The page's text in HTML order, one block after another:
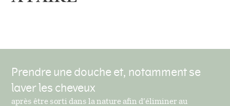
Prendre une douche et, notamment se
laver les cheveux
après être sorti dans la nature afin d’éliminer au